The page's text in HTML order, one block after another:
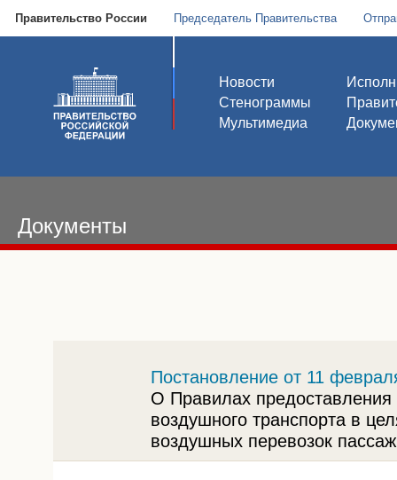
Правительство России Председатель Правительства
Новости
Стенограммы
Мультимедиа
Документы
Постановление от 11
О Правилах предоставления
воздушного транспорта в
воздушных перевозок